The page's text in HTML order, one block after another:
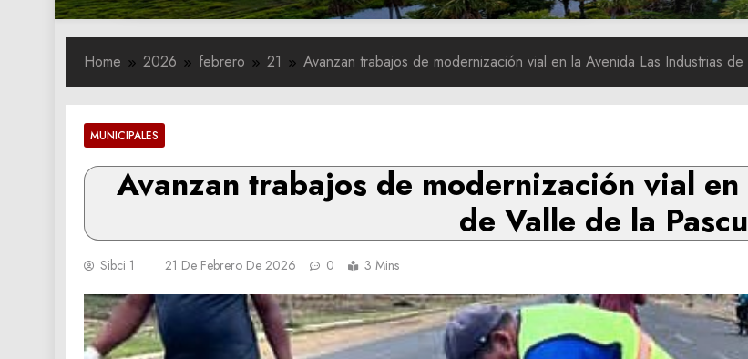
Home 2026 febrero 21 Avanzan trabajos de modernización vial en la Avenida Las Industrias
MUNICIPALES
Avanzan trabajos de modernización vial
de Valle de la
Sibci 1 21 De Febrero De 2026 0 3 Mins